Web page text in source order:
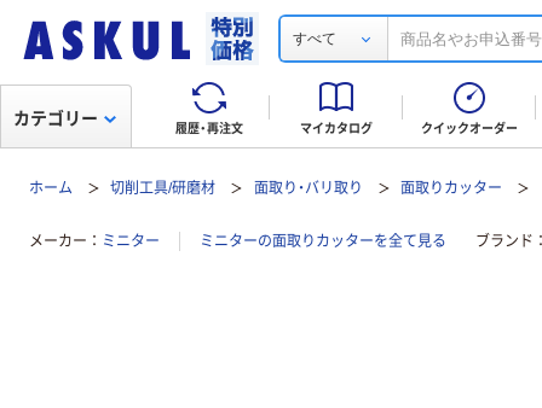
すべて
履歴・再注文 マイカタログ クイックオーダー
カテゴリー
ホーム 切削工具/研磨材 面取り・バリ取り 面取りカッター
メーカー ミニター ミニターの面取りカッターを全て見る ブランド